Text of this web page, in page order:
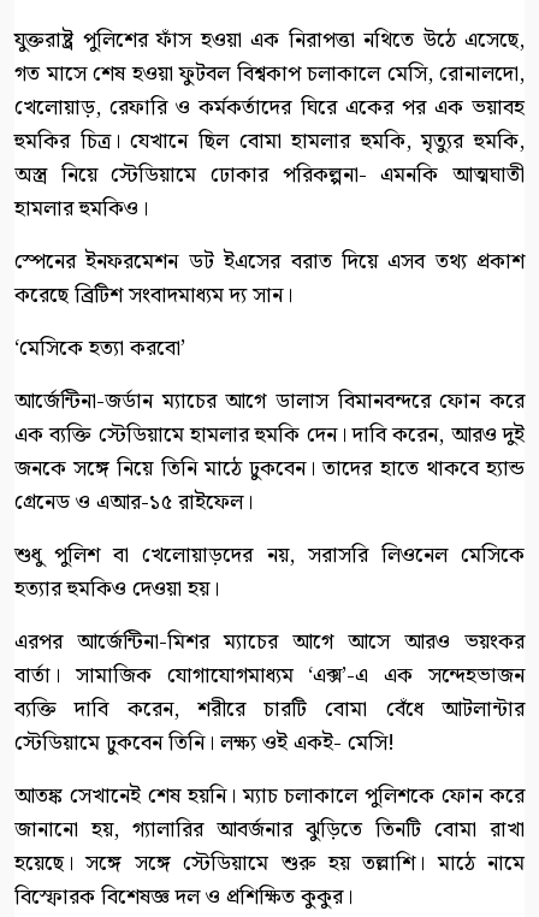
যুক্তরাষ্ট্র পুলিশের ফাঁস হওয়া এক নিরাপত্তা নথিতে উঠে এসেছে,
গত মাসে শেষ হওয়া ফুটবল বিশ্বকাপ চলাকালে মেসি, রোনালদো,
খেলোয়াড়, রেফারি ও কর্মকর্তাদের ঘিরে একের পর এক ভয়াবহ
হুমকির চিত্র। যেখানে ছিল বোমা হামলার হুমকি, মৃত্যুর হুমকি,
অস্ত্র নিয়ে স্টেডিয়ামে ঢোকার পরিকল্পনা- এমনকি আত্মঘাতী
হামলার হুমকিও।
স্পেনের ইনফরমেশন ডট ইএসের বরাত দিয়ে এসব তথ্য প্রকাশ
করেছে ব্রিটিশ সংবাদমাধ্যম দ্য সান।
‘মেসিকে হত্যা করবো’
আর্জেন্টিনা-জর্ডান ম্যাচের আগে ডালাস বিমানবন্দরে ফোন করে
এক ব্যক্তি স্টেডিয়ামে হামলার হুমকি দেন। দাবি করেন, আরও দুই
জনকে সঙ্গে নিয়ে তিনি মাঠে ঢুকবেন। তাদের হাতে থাকবে হ্যান্ড
গ্রেনেড ও এআর-১৫ রাইফেল।
শুধু পুলিশ বা খেলোয়াড়দের নয়, সরাসরি লিওনেল মেসিকে
হত্যার হুমকিও দেওয়া হয়।
এরপর আর্জেন্টিনা-মিশর ম্যাচের আগে আসে আরও ভয়ংকর
বার্তা। সামাজিক যোগাযোগমাধ্যম ‘এক্স’-এ এক সন্দেহভাজন
ব্যক্তি দাবি করেন, শরীরে চারটি বোমা বেঁধে আটলান্টার
স্টেডিয়ামে ঢুকবেন তিনি। লক্ষ্য ওই একই- মেসি!
আতঙ্ক সেখানেই শেষ হয়নি। ম্যাচ চলাকালে পুলিশকে ফোন করে
জানানো হয়, গ্যালারির আবর্জনার ঝুড়িতে তিনটি বোমা রাখা
হয়েছে। সঙ্গে সঙ্গে স্টেডিয়ামে শুরু হয় তল্লাশি। মাঠে নামে
বিস্ফোরক বিশেষজ্ঞ দল ও প্রশিক্ষিত কুকুর।